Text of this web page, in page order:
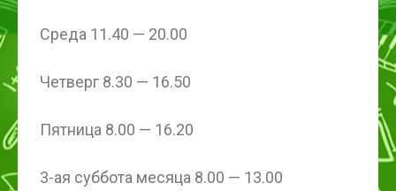
Среда 11.40 — 20.00
Четверг 8.30 — 16.50
Пятница 8.00 — 16.20
3-ая суббота месяца 8.00 — 13.00